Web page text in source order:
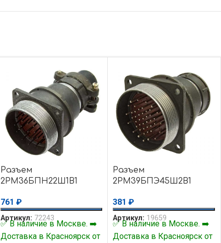
Разъем
2РМ36БПН22Ш1В1
761 ₽
Артикул: 72243
✅ В наличие в Москве. ➡️
Доставка в Красноярск от
Разъем
2РМ39БПЭ45Ш2В1
381₽
Артикул: 19659
✅ В наличие в Москве. ➡️
Доставка в Красноярск от